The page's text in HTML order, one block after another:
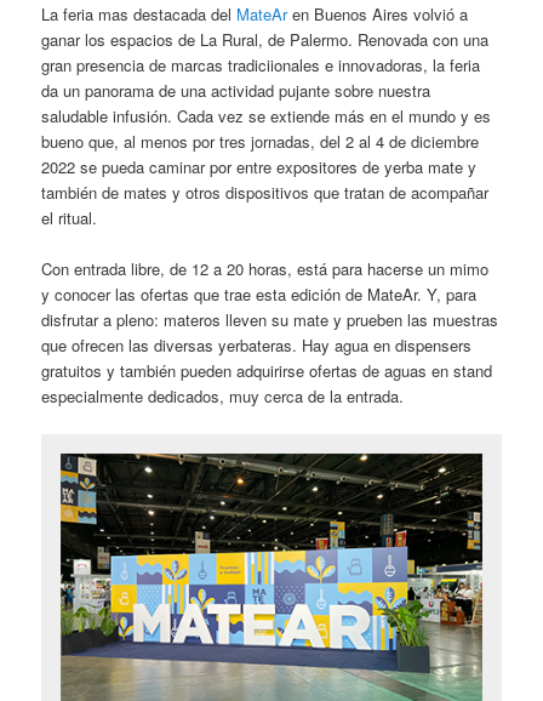
La feria mas destacada del MateAren Buenos Aires volvió a
ganar los espacios de La Rural, de Palermo. Renovada con una
gran presencia de marcas tradiciionales e innovadoras, la feria
da un panorama de una actividad pujante sobre nuestra
saludable infusión. Cada vez se extiende más en el mundo y es
bueno que, al menos por tres jornadas, del 2 al 4 de diciembre
2022 se pueda caminar por entre expositores de yerba mate y
también de mates y otros dispositivos que tratan de acompañar
el ritual.
Con entrada libre, de 12 a 20 horas, está para hacerse un mimo
y conocer las ofertas que trae esta edición de MateAr. Y, para
disfrutar a pleno: materos lleven su mate y prueben las muestras
que ofrecen las diversas yerbateras. Hay agua en dispensers
gratuitos y también pueden adquirirse ofertas de aguas en stand
especialmente dedicados, muy cerca de la entrada.